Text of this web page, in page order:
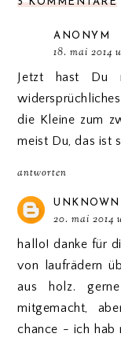
ANONYM
18. mai 2014
Jetzt hast Du
die Kleine zum
meist Du, das ist
antworten
UNKNOWN
20. mai 2014
hallo! danke für
von laufrädern
aus holz.
mitgemacht,
chance - ich hab